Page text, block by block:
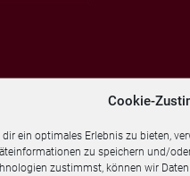
Cookie-
dir ein optimales Erlebnis zu bieten,
zu speichern und/
zustimmst, können wir
PUBLIKATIONEN